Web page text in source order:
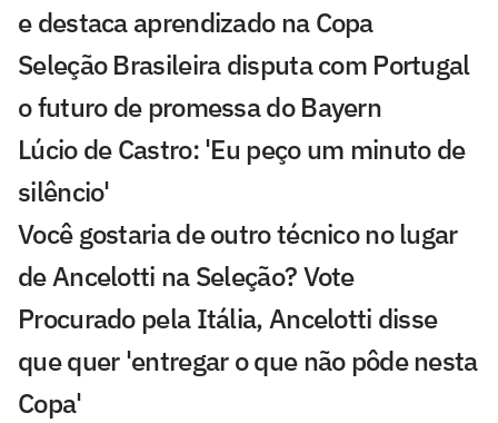
e destaca aprendizado na Copa
Seleção Brasileira disputa com Portugal
o futuro de promessa do Bayern
Lúcio de Castro: 'Eu peço um minuto de
silêncio'
Você gostaria de outro técnico no lugar
de Ancelotti na Seleção? Vote
Procurado pela Itália, Ancelotti disse
que quer 'entregar o que não pôde nesta
Copa'